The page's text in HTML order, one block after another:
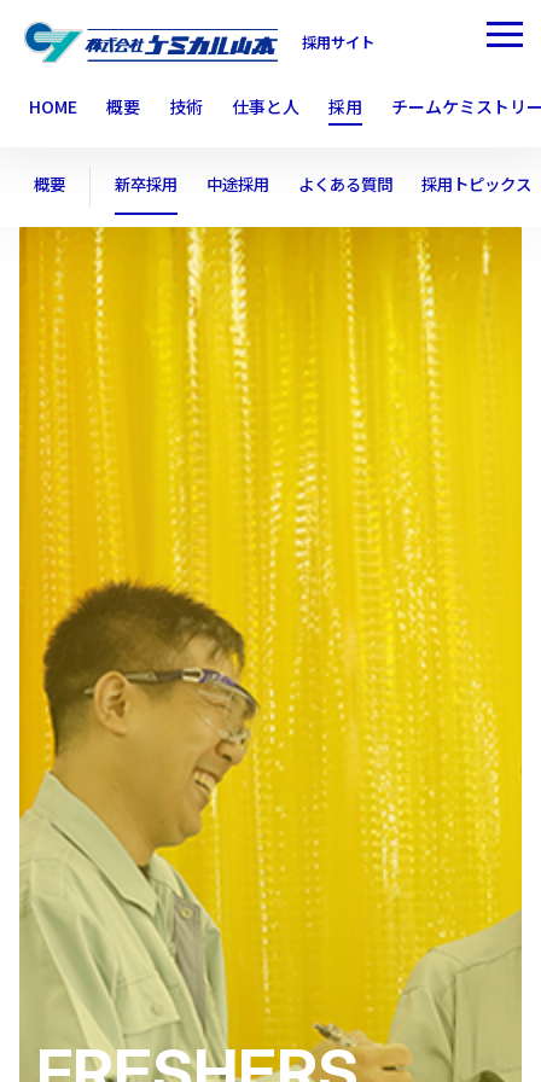
採用サイト
HOME 概要 技術 仕事と人 採用 チームケミストリ
概要 新卒採用 中途採用 よくある質問 採用トピックス